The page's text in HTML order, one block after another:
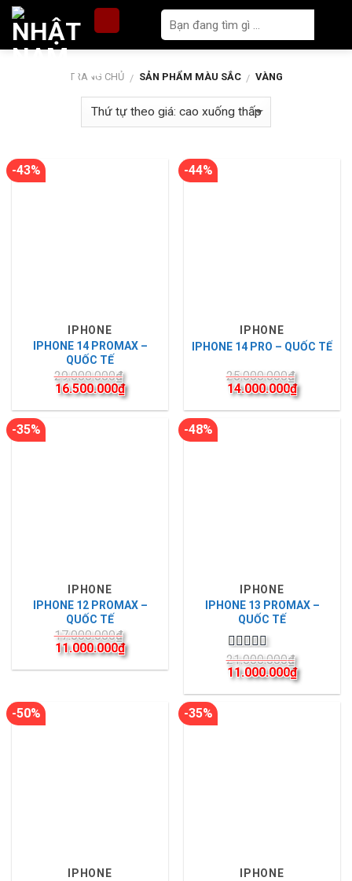
Skip
content
TRANG CHỦ / SẢN PHẨM MÀU SẮC / VÀNG
-43%
IPHONE
IPHONE 14 PROMAX –
QUỐC TẾ
29.000.000₫
16.500.000₫
-44%
IPHONE
IPHONE 14 PRO – QUỐC TẾ
25.000.000₫
14.000.000₫
-35%
IPHONE
IPHONE 12 PROMAX –
QUỐC TẾ
17.000.000₫
11.000.000₫
-48%
IPHONE
IPHONE 13 PROMAX –
QUỐC TẾ
Được xếp
hạng5.005
21.000.000₫
11.000.000₫
-50%
IPHONE
-35%
IPHONE